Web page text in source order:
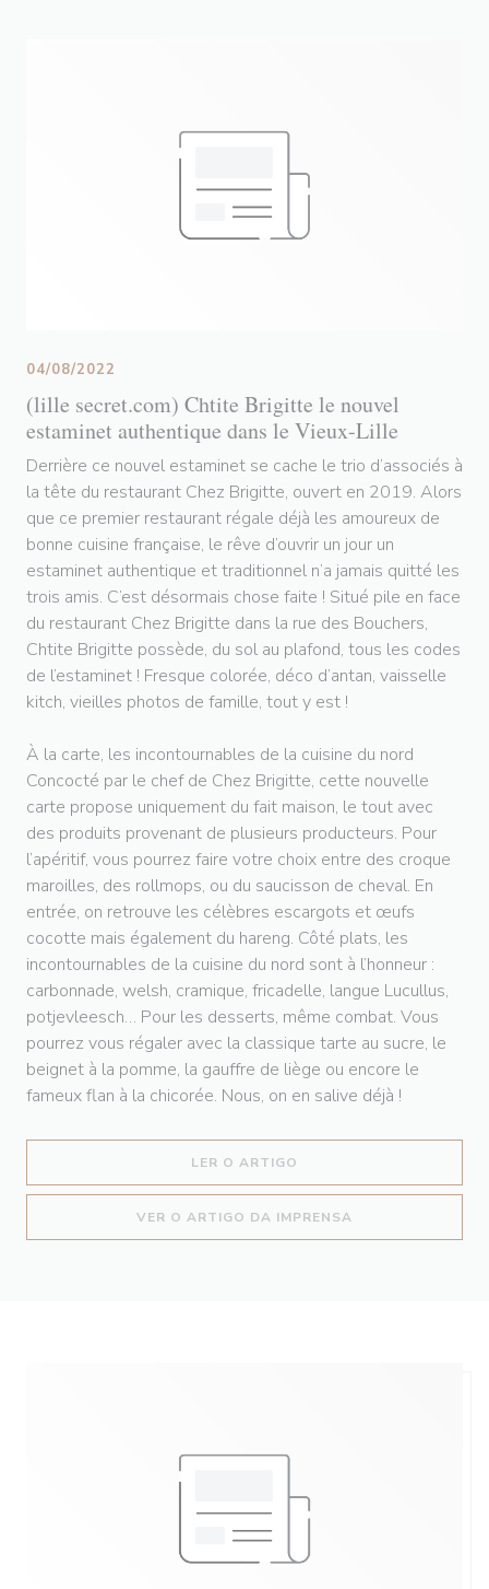
(lille secret.com) Chtite Brigitte le nouvel
estaminet authentique dans le Vieux-Lille
04/08/2022
Derrière ce nouvel estaminet se cache le trio d’associés à
la tête du restaurant Chez Brigitte, ouvert en 2019. Alors
que ce premier restaurant régale déjà les amoureux de
bonne cuisine française, le rêve d’ouvrir un jour un
estaminet authentique et traditionnel n’a jamais quitté les
trois amis. C’est désormais chose faite ! Situé pile en face
du restaurant Chez Brigitte dans la rue des Bouchers,
Chtite Brigitte possède, du sol au plafond, tous les codes
de l’estaminet ! Fresque colorée, déco d’antan, vaisselle
kitch, vieilles photos de famille, tout y est !
À la carte, les incontournables de la cuisine du nord
Concocté par le chef de Chez Brigitte, cette nouvelle
carte propose uniquement du fait maison, le tout avec
des produits provenant de plusieurs producteurs. Pour
l’apéritif, vous pourrez faire votre choix entre des croque
maroilles, des rollmops, ou du saucisson de cheval. En
entrée, on retrouve les célèbres escargots et œufs
cocotte mais également du hareng. Côté plats, les
incontournables de la cuisine du nord sont à l’honneur :
carbonnade, welsh, cramique, fricadelle, langue Lucullus,
potjevleesch… Pour les desserts, même combat. Vous
pourrez vous régaler avec la classique tarte au sucre, le
beignet à la pomme, la gauffre de liège ou encore le
fameux flan à la chicorée. Nous, on en salive déjà !
LER O ARTIGO
VER O ARTIGO DA IMPRENSA((ABRE NUMA